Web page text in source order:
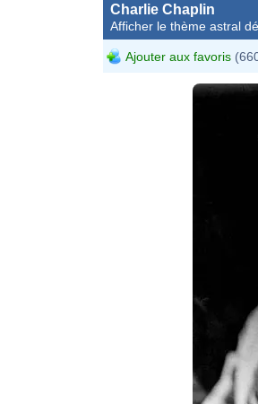
Charlie Chaplin
Afficher le thème astral
Ajouter aux favoris